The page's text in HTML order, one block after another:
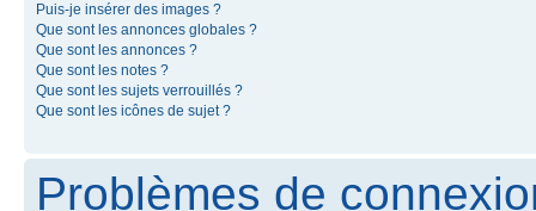
Puis-je insérer des images ?
Que sont les annonces globales ?
Que sont les annonces ?
Que sont les notes ?
Que sont les sujets verrouillés ?
Que sont les icônes de sujet ?
Problèmes de